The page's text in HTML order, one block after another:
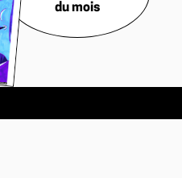
du mois